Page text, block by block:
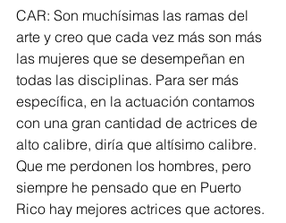
CAR: Son muchísimas las ramas del
arte y creo que cada vez más son más
las mujeres que se desempeñan en
todas las disciplinas. Para ser más
específica, en la actuación contamos
con una gran cantidad de actrices de
alto calibre, diría que altísimo calibre.
Que me perdonen los hombres, pero
siempre he pensado que en Puerto
Rico hay mejores actrices que actores.